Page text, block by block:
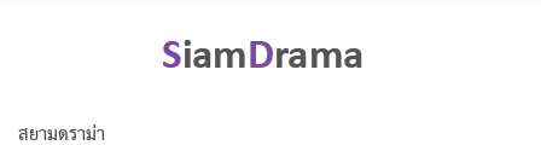
สยามดราม่า